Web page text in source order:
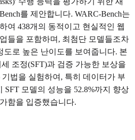
를 제안합니다. WARC-Bench는
여 438개의 동적이고 현실적인 웹
들을 포함하며, 최첨단 모델들조차
도로 높은 난이도를 보여줍니다. 본
조정(SFT)과 검증 가능한 보상을
법을 실험하여, 특히 데이터가 부
SFT 모델의 성능을 52.8%까지 향상
함을 입증했습니다.